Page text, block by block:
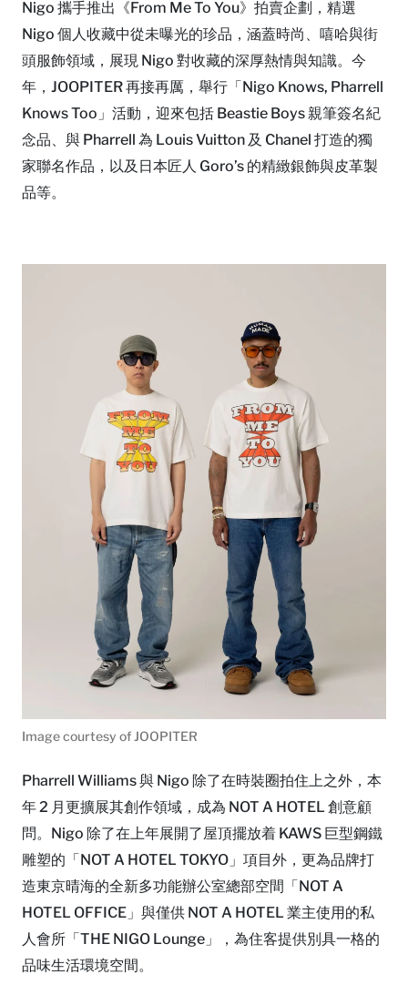
Nigo 攜手推出《From Me To You》拍賣企劃，精選
Nigo 個人收藏中從未曝光的珍品，涵蓋時尚、嘻哈與街
頭服飾領域，展現 Nigo 對收藏的深厚熱情與知識。今
年，JOOPITER 再接再厲，舉行「Nigo Knows, Pharrell
Knows Too」活動，迎來包括 Beastie Boys 親筆簽名紀
念品、與 Pharrell 為 Louis Vuitton 及 Chanel 打造的獨
家聯名作品，以及日本匠人 Goro’s 的精緻銀飾與皮革製
品等。
Image courtesy of JOOPITER
Pharrell Williams 與 Nigo 除了在時裝圈拍住上之外，本
年 2 月更擴展其創作領域，成為 NOT A HOTEL 創意顧
問。Nigo 除了在上年展開了屋頂擺放着 KAWS 巨型鋼鐵
雕塑的「NOT A HOTEL TOKYO」項目外，更為品牌打
造東京晴海的全新多功能辦公室總部空間「NOT A
HOTEL OFFICE」與僅供 NOT A HOTEL 業主使用的私
人會所「THE NIGO Lounge」，為住客提供別具一格的
品味生活環境空間。